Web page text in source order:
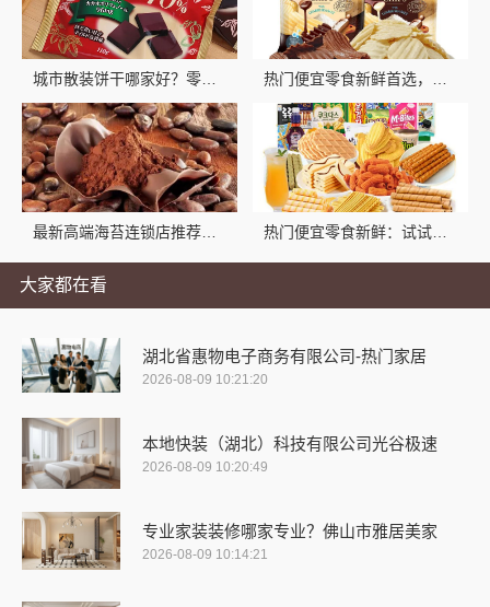
大家都在看
湖北省惠物电子商务有限公司-热门家居
2026-08-09 10:21:20
本地快装（湖北）科技有限公司光谷极速
2026-08-09 10:20:49
专业家装装修哪家专业？佛山市雅居美家
2026-08-09 10:14:21